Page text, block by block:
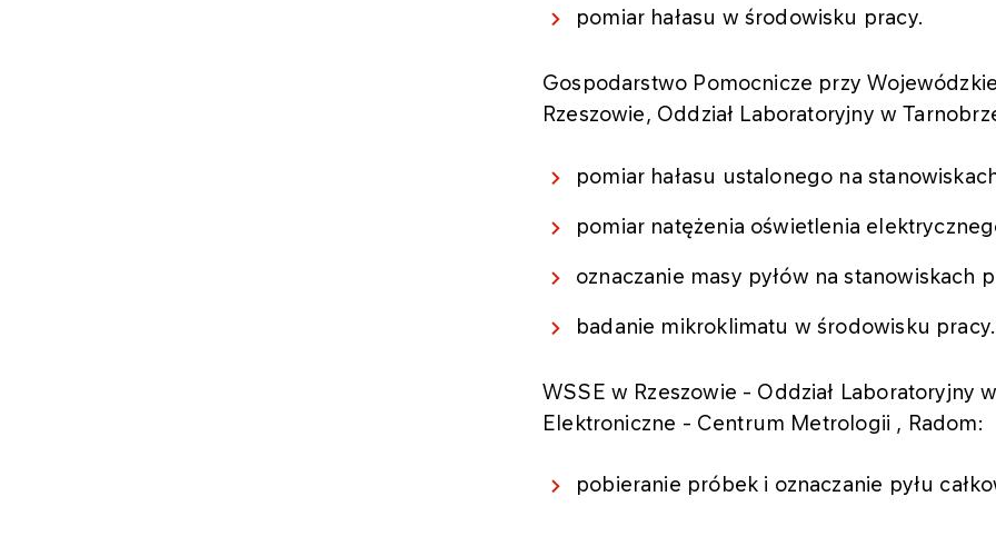
pomiar hałasu w środowisku pracy.
Gospodarstwo Pomocnicze przy
Rzeszowie, Oddział Laboratoryjny w
pomiar hałasu ustalonego na
pomiar natężenia oświetlenia
oznaczanie masy pyłów na stanowiskach
badanie mikroklimatu w środowisku pracy.
WSSE w Rzeszowie - Oddział Laboratoryjny
Elektroniczne - Centrum Metrologii , Radom:
pobieranie próbek i oznaczanie pyłu